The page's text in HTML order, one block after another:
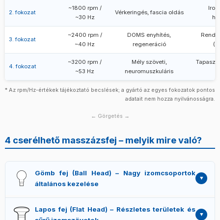
kedvező tapasztalatok jellemzik ezt a fokozatot.
mechanoreceptorok aktiválásánkeresztül e
frekvenciatartomány hozzájárulhat a fájdalomingerület
DOMS szubjektív intenzitását. Ez a legtöbb aktív sportoló
számára az alapfokozat edzés utánra.
hatékonyan. Az 50 Hz feletti rezgés az izomorsók (Ia
erőteljes neuromuszkuláris választ válthat ki – ez
magyarázhatja a mozgásterjedelem azonnali javulását,
amelyet több vizsgálatban megfigyeltek.1,4
Fontos:
érzékeny területeken (nyak, gerinc mellé) ezt a fokozatot
tartsd egy izomcsoporton.
2. fokozat
~1800 rpm /
~30 Hz
Vérkeringés, fascia oldás
3. fokozat
~2400 rpm /
~40 Hz
DOMS enyhítés,
regeneráció
4. fokozat
~3200 rpm /
~53 Hz
Mély szöveti,
neuromuszkuláris
* Az rpm/Hz-értékek tájékoztató becslések; a gyártó az egyes fokozatok pontos
adatait nem hozza nyilvánosságra.
← Görgetés →
4 cserélhető masszázsfej – melyik mire való?
Gömb fej (Ball Head) – Nagy izomcsoportok
általános kezelése
felülete révén a rezgést egyenletesen osztja el a kezelt
Lapos fej (Flat Head) – Részletes területek és